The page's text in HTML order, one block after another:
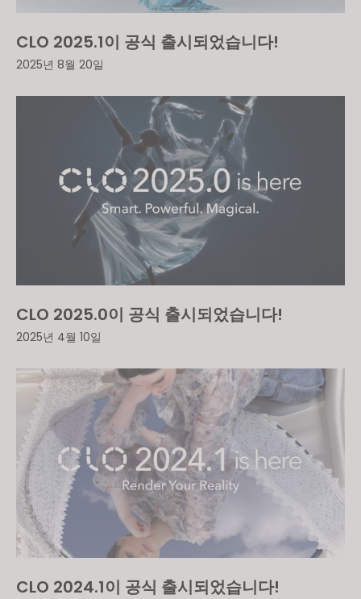
CLO 2025.1이 공식 출시되었습니다!
2025년 8월 20일
CLO 2025.0이 공식 출시되었습니다!
2025년 4월 10일
CLO 2024.1이 공식 출시되었습니다!